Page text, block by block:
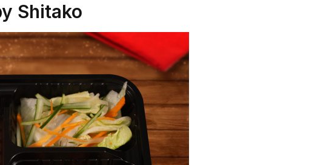
Shitako